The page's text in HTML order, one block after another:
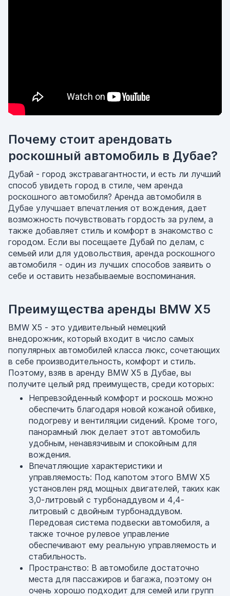
Почему стоит арендовать
роскошный автомобиль в Дубае?
Дубай - город экстравагантности, и есть ли лучший
способ увидеть город в стиле, чем аренда
роскошного автомобиля? Аренда автомобиля в
Дубае улучшает впечатления от вождения, дает
возможность почувствовать гордость за рулем, а
также добавляет стиль и комфорт в знакомство с
городом. Если вы посещаете Дубай по делам, с
семьей или для удовольствия, аренда роскошного
автомобиля - один из лучших способов заявить о
себе и оставить незабываемые воспоминания.
Преимущества аренды BMW X5
BMW X5 - это удивительный немецкий
внедорожник, который входит в число самых
популярных автомобилей класса люкс, сочетающих
в себе производительность, комфорт и стиль.
Поэтому, взяв в аренду BMW X5 в Дубае, вы
получите целый ряд преимуществ, среди которых:
Непревзойденный комфорт и роскошь можно
обеспечить благодаря новой кожаной обивке,
подогреву и вентиляции сидений. Кроме того,
панорамный люк делает этот автомобиль
удобным, ненавязчивым и спокойным для
вождения.
Впечатляющие характеристики и
управляемость: Под капотом этого BMW X5
установлен ряд мощных двигателей, таких как
3,0-литровый с турбонаддувом и 4,4-
литровый с двойным турбонаддувом.
Передовая система подвески автомобиля, а
также точное рулевое управление
обеспечивают ему реальную управляемость и
стабильность.
Пространство: В автомобиле достаточно
места для пассажиров и багажа, поэтому он
очень хорошо подходит для семей или групп